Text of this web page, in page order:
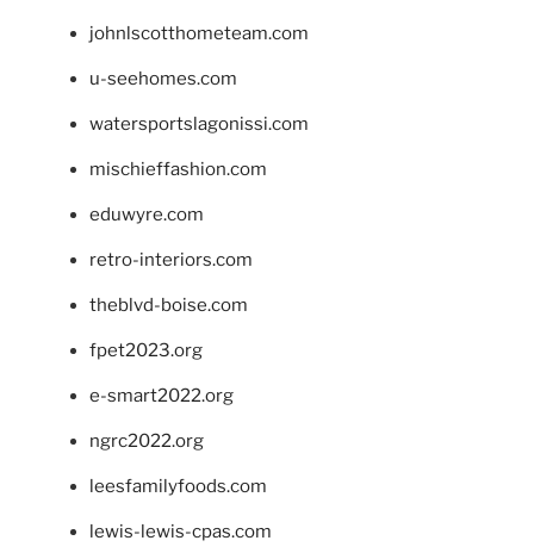
johnlscotthometeam.com
u-seehomes.com
watersportslagonissi.com
mischieffashion.com
eduwyre.com
retro-interiors.com
theblvd-boise.com
fpet2023.org
e-smart2022.org
ngrc2022.org
leesfamilyfoods.com
lewis-lewis-cpas.com